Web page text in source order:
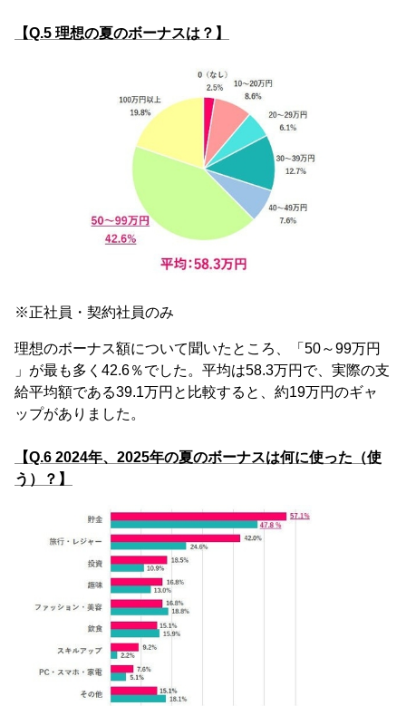
【Q.5 理想の夏のボーナスは？】
※正社員・契約社員のみ
理想のボーナス額について聞いたところ、「50～99万円
」が最も多く42.6％でした。平均は58.3万円で、実際の支
給平均額である39.1万円と比較すると、約19万円のギャ
ップがありました。
【Q.6 2024年、2025年の夏のボーナスは何に使った（使
う）？】